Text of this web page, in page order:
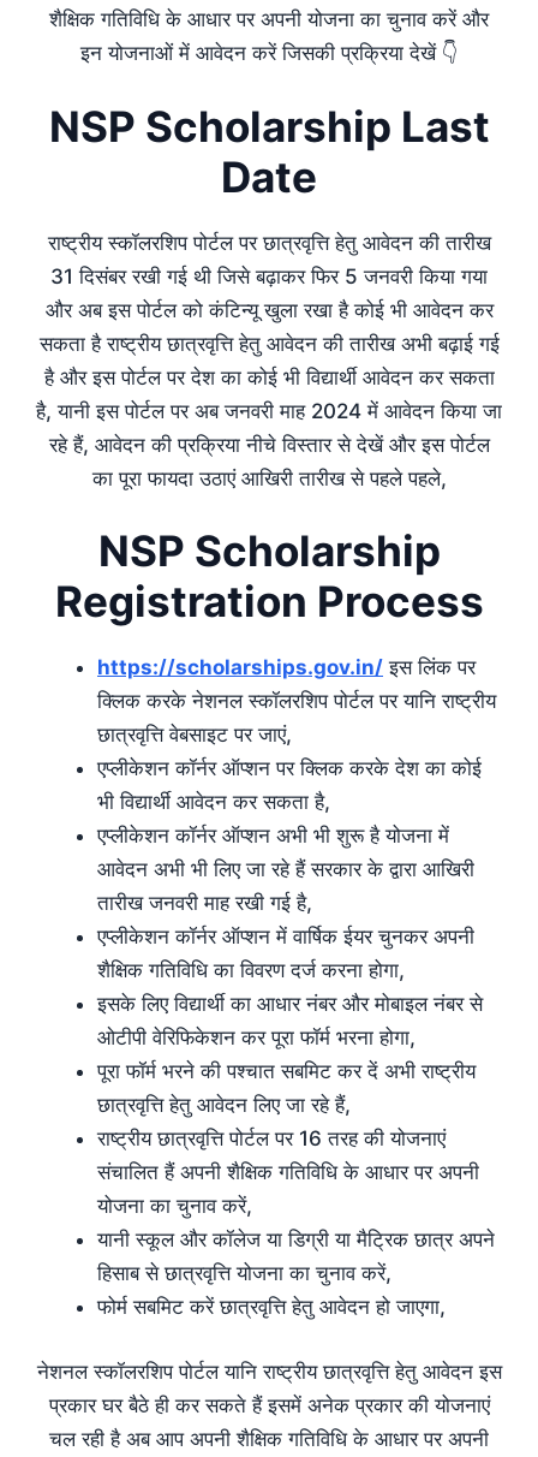
शैक्षिक गतिविधि के आधार पर अपनी योजना का चुनाव करें और
इन योजनाओं में आवेदन करें जिसकी प्रक्रिया देखें 👇
NSP Scholarship Last
Date
राष्ट्रीय स्कॉलरशिप पोर्टल पर छात्रवृत्ति हेतु आवेदन की तारीख
31 दिसंबर रखी गई थी जिसे बढ़ाकर फिर 5 जनवरी किया गया
और अब इस पोर्टल को कंटिन्यू खुला रखा है कोई भी आवेदन कर
सकता है राष्ट्रीय छात्रवृत्ति हेतु आवेदन की तारीख अभी बढ़ाई गई
है और इस पोर्टल पर देश का कोई भी विद्यार्थी आवेदन कर सकता
है, यानी इस पोर्टल पर अब जनवरी माह 2024 में आवेदन किया जा
रहे हैं, आवेदन की प्रक्रिया नीचे विस्तार से देखें और इस पोर्टल
का पूरा फायदा उठाएं आखिरी तारीख से पहले पहले,
NSP Scholarship
Registration Process
https://scholarships.gov.in/ इस लिंक पर
क्लिक करके नेशनल स्कॉलरशिप पोर्टल पर यानि राष्ट्रीय
छात्रवृत्ति वेबसाइट पर जाएं,
एप्लीकेशन कॉर्नर ऑप्शन पर क्लिक करके देश का कोई
भी विद्यार्थी आवेदन कर सकता है,
एप्लीकेशन कॉर्नर ऑप्शन अभी भी शुरू है योजना में
आवेदन अभी भी लिए जा रहे हैं सरकार के द्वारा आखिरी
तारीख जनवरी माह रखी गई है,
एप्लीकेशन कॉर्नर ऑप्शन में वार्षिक ईयर चुनकर अपनी
शैक्षिक गतिविधि का विवरण दर्ज करना होगा,
इसके लिए विद्यार्थी का आधार नंबर और मोबाइल नंबर से
ओटीपी वेरिफिकेशन कर पूरा फॉर्म भरना होगा,
पूरा फॉर्म भरने की पश्चात सबमिट कर दें अभी राष्ट्रीय
छात्रवृत्ति हेतु आवेदन लिए जा रहे हैं,
राष्ट्रीय छात्रवृत्ति पोर्टल पर 16 तरह की योजनाएं
संचालित हैं अपनी शैक्षिक गतिविधि के आधार पर अपनी
योजना का चुनाव करें,
यानी स्कूल और कॉलेज या डिग्री या मैट्रिक छात्र अपने
हिसाब से छात्रवृत्ति योजना का चुनाव करें,
फोर्म सबमिट करें छात्रवृत्ति हेतु आवेदन हो जाएगा,
नेशनल स्कॉलरशिप पोर्टल यानि राष्ट्रीय छात्रवृत्ति हेतु आवेदन इस
प्रकार घर बैठे ही कर सकते हैं इसमें अनेक प्रकार की योजनाएं
चल रही है अब आप अपनी शैक्षिक गतिविधि के आधार पर अपनी